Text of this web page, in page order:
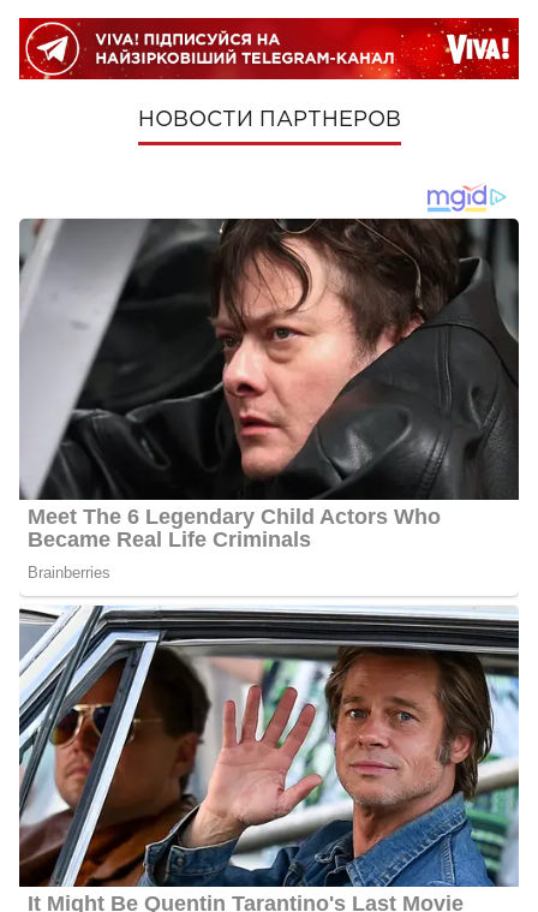
НОВОСТИ ПАРТНЕРОВ